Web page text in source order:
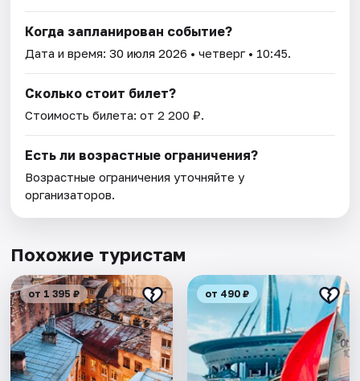
Когда запланирован событие?
Дата и время:30 июля 2026 • четверг • 10:45.
Сколько стоит билет?
Стоимость билета: от 2 200 ₽.
Есть ли возрастные ограничения?
Возрастные ограничения уточняйте у
организаторов.
Похожие туристам
от 1 395 ₽ от 490 ₽